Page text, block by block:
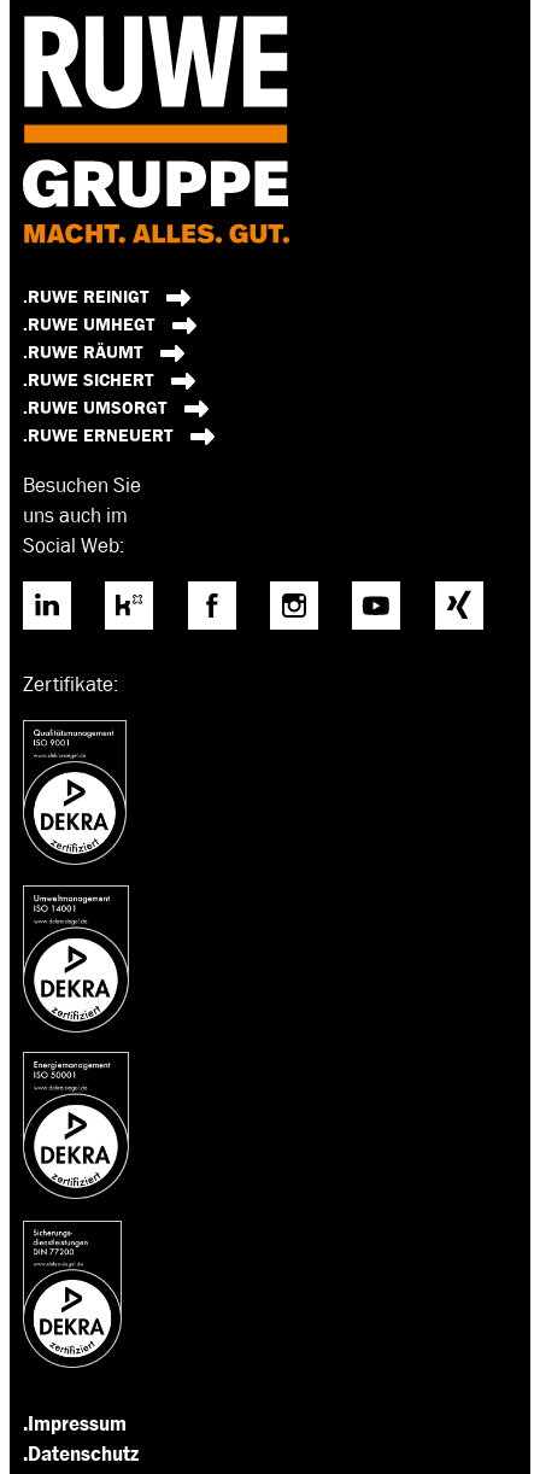
.RUWE REINIGT
.RUWE UMHEGT
.RUWE RÄUMT
.RUWE SICHERT
.RUWE UMSORGT
.RUWE ERNEUERT
Besuchen Sie
uns auch im
Social Web:
Zertifikate:
.Impressum
.Datenschutz